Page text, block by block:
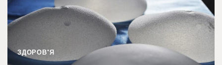
ЗДОРОВ'Я